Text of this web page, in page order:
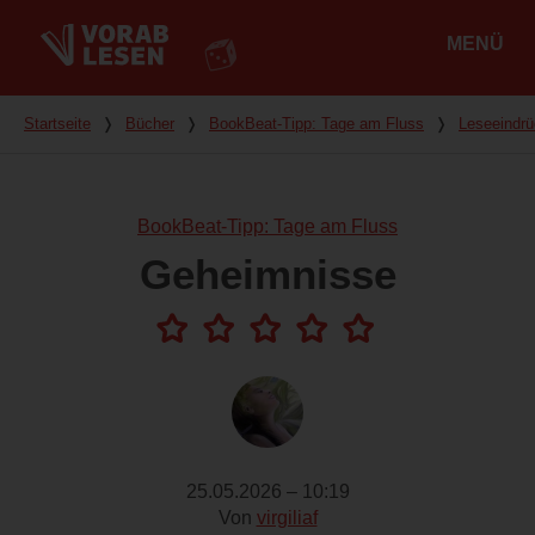
MENÜ
Du bist hier
Startseite ❭ Bücher ❭ BookBeat-Tipp: Tage am Fluss ❭
BookBeat-Tipp: Tage am Fluss
Geheimnisse
25.05.2026 – 10:19
Von virgiliaf